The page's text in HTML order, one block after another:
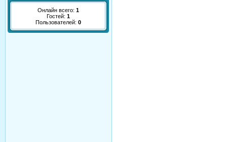
Онлайн всего: 1
Гостей: 1
Пользователей: 0